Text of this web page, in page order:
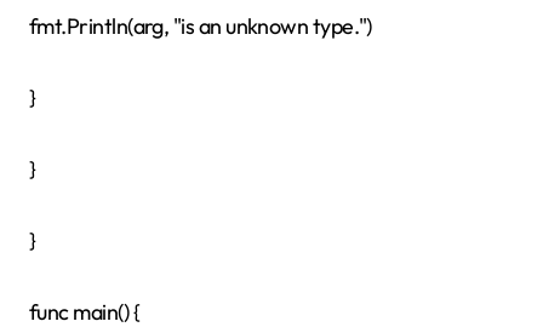
fmt.Println(arg, "is an unknown type.")
}
}
}
func main() {